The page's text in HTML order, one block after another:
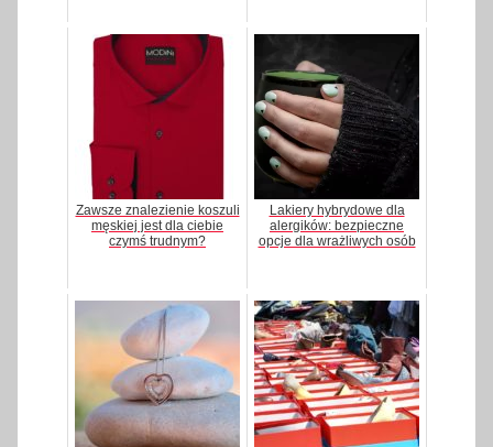
Zawsze znalezienie koszuli
męskiej jest dla ciebie
czymś trudnym?
Lakiery hybrydowe dla
alergików: bezpieczne
opcje dla wrażliwych osób